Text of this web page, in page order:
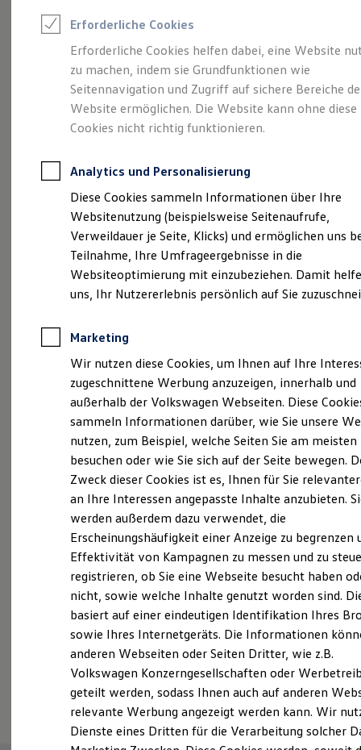
Saisonangebote
Leasing
Leasing-Angebote
Gebrauchtwagen Leasing
Junge Gebrauchtwagen-Leasing
Elektroauto Leasing
Kleinwagen-Leasing
Leasing ohne Anzahlung
Autokredit mit Schlussrate
Versicherungen und Garantien
Kfz-Versicherung
Restschuldversicherungen
Garantien
Wartungsverträge
Geschäftskunden
Professional Class bei Volkswagen
Großkunden
Behörden
Anpfiff zum Gewinn
Elektroautos
ID. Tutorials
Elektrofahrzeugkonzepte
Reichweite
Reichweite der ID. Modelle
Reichweite im Winter
Laden
Laden unterwegs
Laden Zuhause
Ladezeitensimulator
Batterie
Sicherheit
Garantie und Lebensdauer
Nachhaltigkeit
Technologie
Kosten und Kauf
Verbrauchskosten
Kaufoptionen
E-Auto-Förderung
Software und Konnektivität
Die ID. Software 6
ID. Software Versionen und Updates
Digitale Extras
Schnittstellen zu Ihrem ID.
Größer. Entspannter.
Reichweiter. Der ID.7.
Probefahrt vereinbaren
Fahrzeugangebot anfordern
Servicetermin buchen
Serviceanfrage stellen
Erforderliche Cookies
Erforderliche Cookies helfen dabei, eine Website
zu machen, indem sie Grundfunktionen wie
Seitennavigation und Zugriff auf sichere Bereiche
Website ermöglichen. Die Website kann ohne diese
Cookies nicht richtig funktionieren.
Analytics und Personalisierung
Diese Cookies sammeln Informationen über Ihre
Websitenutzung (beispielsweise Seitenaufrufe,
Verweildauer je Seite, Klicks) und ermöglichen uns
Teilnahme, Ihre Umfrageergebnisse in die
Websiteoptimierung mit einzubeziehen. Damit
uns, Ihr Nutzererlebnis persönlich auf Sie
Marketing
Wir nutzen diese Cookies, um Ihnen auf Ihre
zugeschnittene Werbung anzuzeigen, innerhalb und
außerhalb der Volkswagen Webseiten. Diese
sammeln Informationen darüber, wie Sie unsere
nutzen, zum Beispiel, welche Seiten Sie am meisten
besuchen oder wie Sie sich auf der Seite bewegen.
Zweck dieser Cookies ist es, Ihnen für Sie
an Ihre Interessen angepasste Inhalte anzubieten.
werden außerdem dazu verwendet, die
Erscheinungshäufigkeit einer Anzeige zu begrenzen
Effektivität von Kampagnen zu messen und zu
registrieren, ob Sie eine Webseite besucht haben
nicht, sowie welche Inhalte genutzt worden sind.
basiert auf einer eindeutigen Identifikation Ihres
sowie Ihres Internetgeräts. Die Informationen
anderen Webseiten oder Seiten Dritter, wie z.B.
Volkswagen Konzerngesellschaften oder
geteilt werden, sodass Ihnen auch auf anderen
relevante Werbung angezeigt werden kann. Wir
Dienste eines Dritten für die Verarbeitung solcher